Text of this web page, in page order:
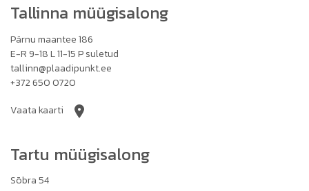
Tallinna müügisalong
Pärnu maantee 186
E-R 9-18 L 11-15 P suletud
tallinn@plaadipunkt.ee
+372 650 0720
Vaata kaarti
Tartu müügisalong
Sõbra 54